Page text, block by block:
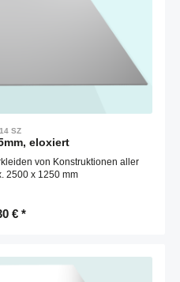
SZ
eloxiert
von Konstruktionen aller
2500 x 1250 mm
€ *